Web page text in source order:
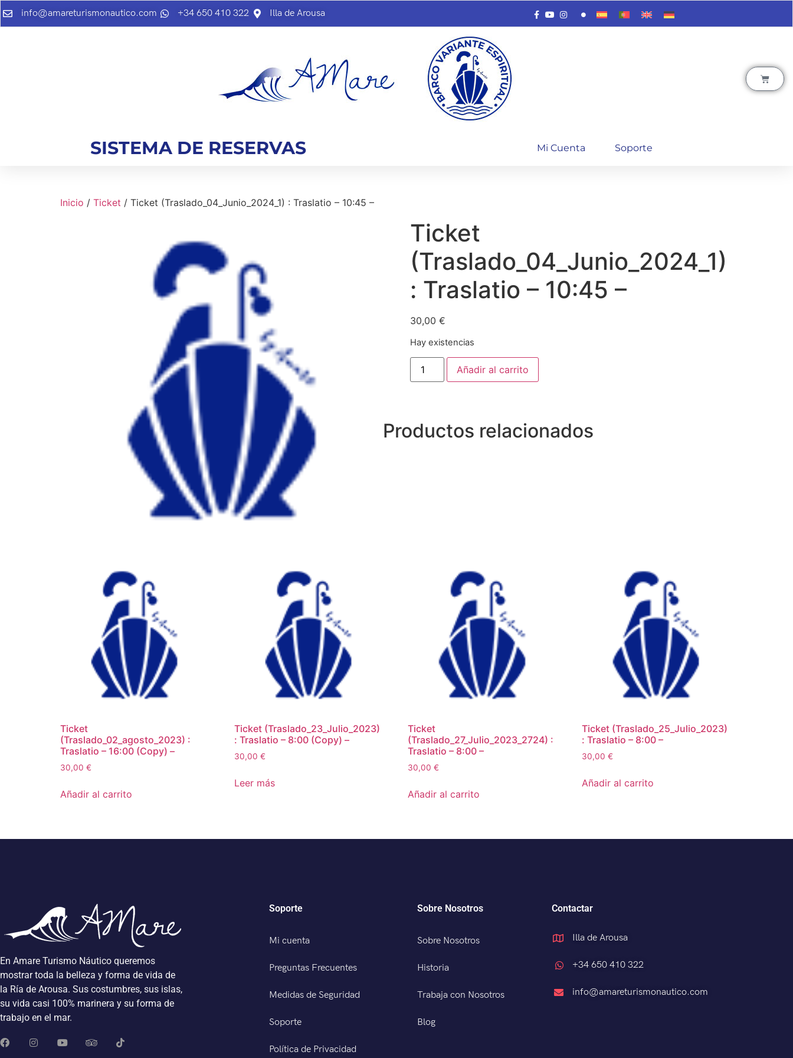
info@amareturismonautico.com +34 650 410 322 Illa de Arousa
SISTEMA DE RESERVAS Mi Cuenta Soporte
Inicio / Ticket / Ticket (Traslado_04_Junio_2024_1) : Traslatio – 10:45 –
Ticket
(Traslado_04_Junio_2024_1)
: Traslatio – 10:45 –
30,00 €
Hay existencias
Añadir al carrito
Productos relacionados
Ticket
(Traslado_02_agosto_2023) :
Traslatio – 16:00 (Copy) –
30,00 €
Añadir al carrito
Ticket (Traslado_23_Julio_2023)
: Traslatio – 8:00 (Copy) –
30,00 €
Leer más
Ticket
(Traslado_27_Julio_2023_2724) :
Traslatio – 8:00 –
30,00€
Añadir al carrito
Ticket (Traslado_25_Julio_2023)
: Traslatio – 8:00 –
30,00€
Añadir al carrito
En Amare Turismo Náutico queremos
mostrar toda la belleza y forma de vida de
la Ría de Arousa. Sus costumbres, sus islas,
su vida casi 100% marinera y su forma de
trabajo en el mar.
Soporte
Mi cuenta
Preguntas Frecuentes
Medidas de Seguridad
Soporte
Política de Privacidad
Sobre Nosotros
Sobre Nosotros
Historia
Trabaja con Nosotros
Blog
Contactar
Illa de Arousa
+34 650 410 322
info@amareturismonautico.com